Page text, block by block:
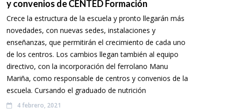
y convenios de CENTED Formación
Crece la estructura de la escuela y pronto llegarán más
novedades, con nuevas sedes, instalaciones y
enseñanzas, que permitirán el crecimiento de cada uno
de los centros. Los cambios llegan también al equipo
directivo, con la incorporación del ferrolano Manu
Mariña, como responsable de centros y convenios de la
escuela. Cursando el graduado de nutrición
4 febrero, 2021